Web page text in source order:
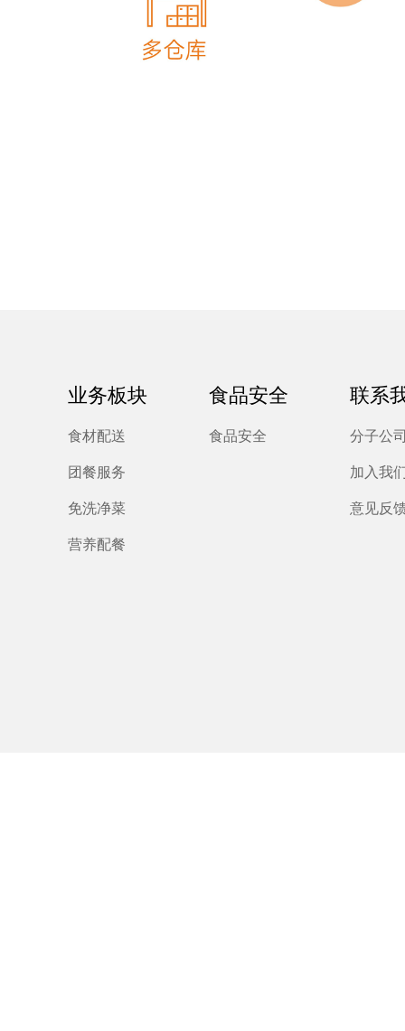
业务板块
食材配送
团餐服务
免洗净菜
营养配餐
食品安全
食品安全
联系
分子公
加入我
意见反